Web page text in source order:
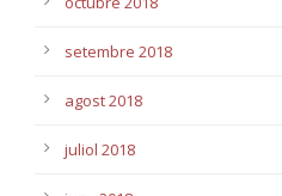
setembre 2018
agost 2018
juliol 2018